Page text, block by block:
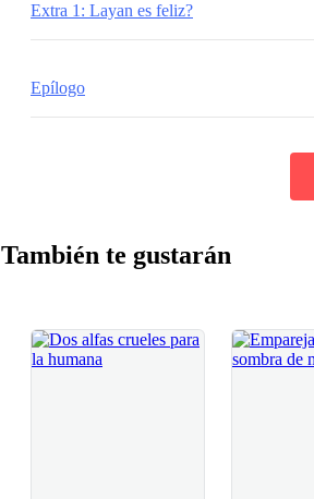
Extra 1: Layan es feliz?
Epílogo
También te gustarán